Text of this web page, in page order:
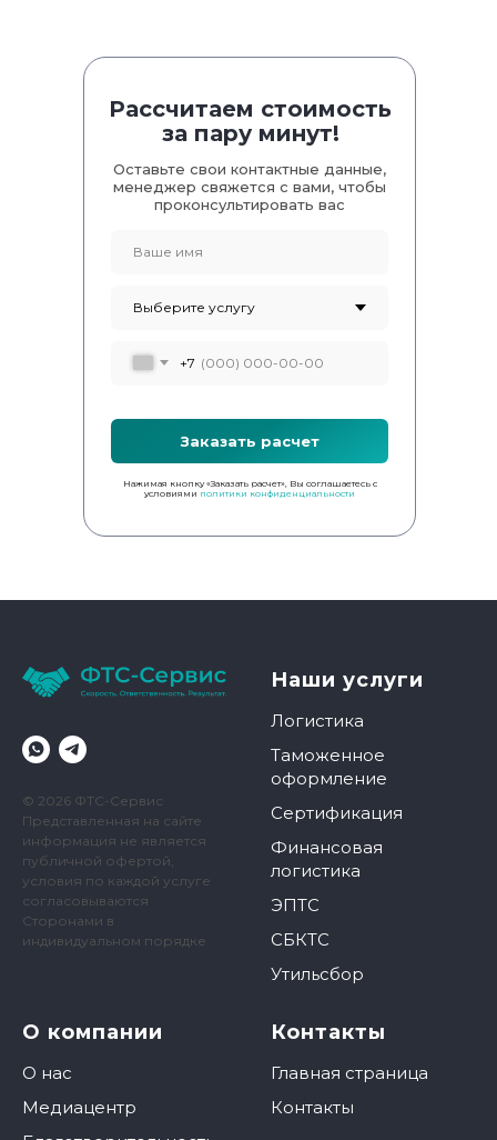
Нажимая кнопку «Заказать расчет», Вы соглашаетесь с
условиями политики конфиденциальности
+7
Заказать расчет
Оставьте свои контактные данные,
менеджер свяжется с вами, чтобы
проконсультировать вас
Рассчитаем стоимость
за пару минут!
© 2026 ФТС-Сервис
Представленная на сайте
информация не является
публичной офертой,
условия по каждой услуге
согласовываются
Сторонами в
индивидуальном порядке
Наши услуги
Логистика
Таможенное
оформление
Сертификация
Финансовая
логистика
ЭПТС
СБКТС
Утильсбор
О компании
О нас
Медиацентр
Контакты
Главная страница
Контакты